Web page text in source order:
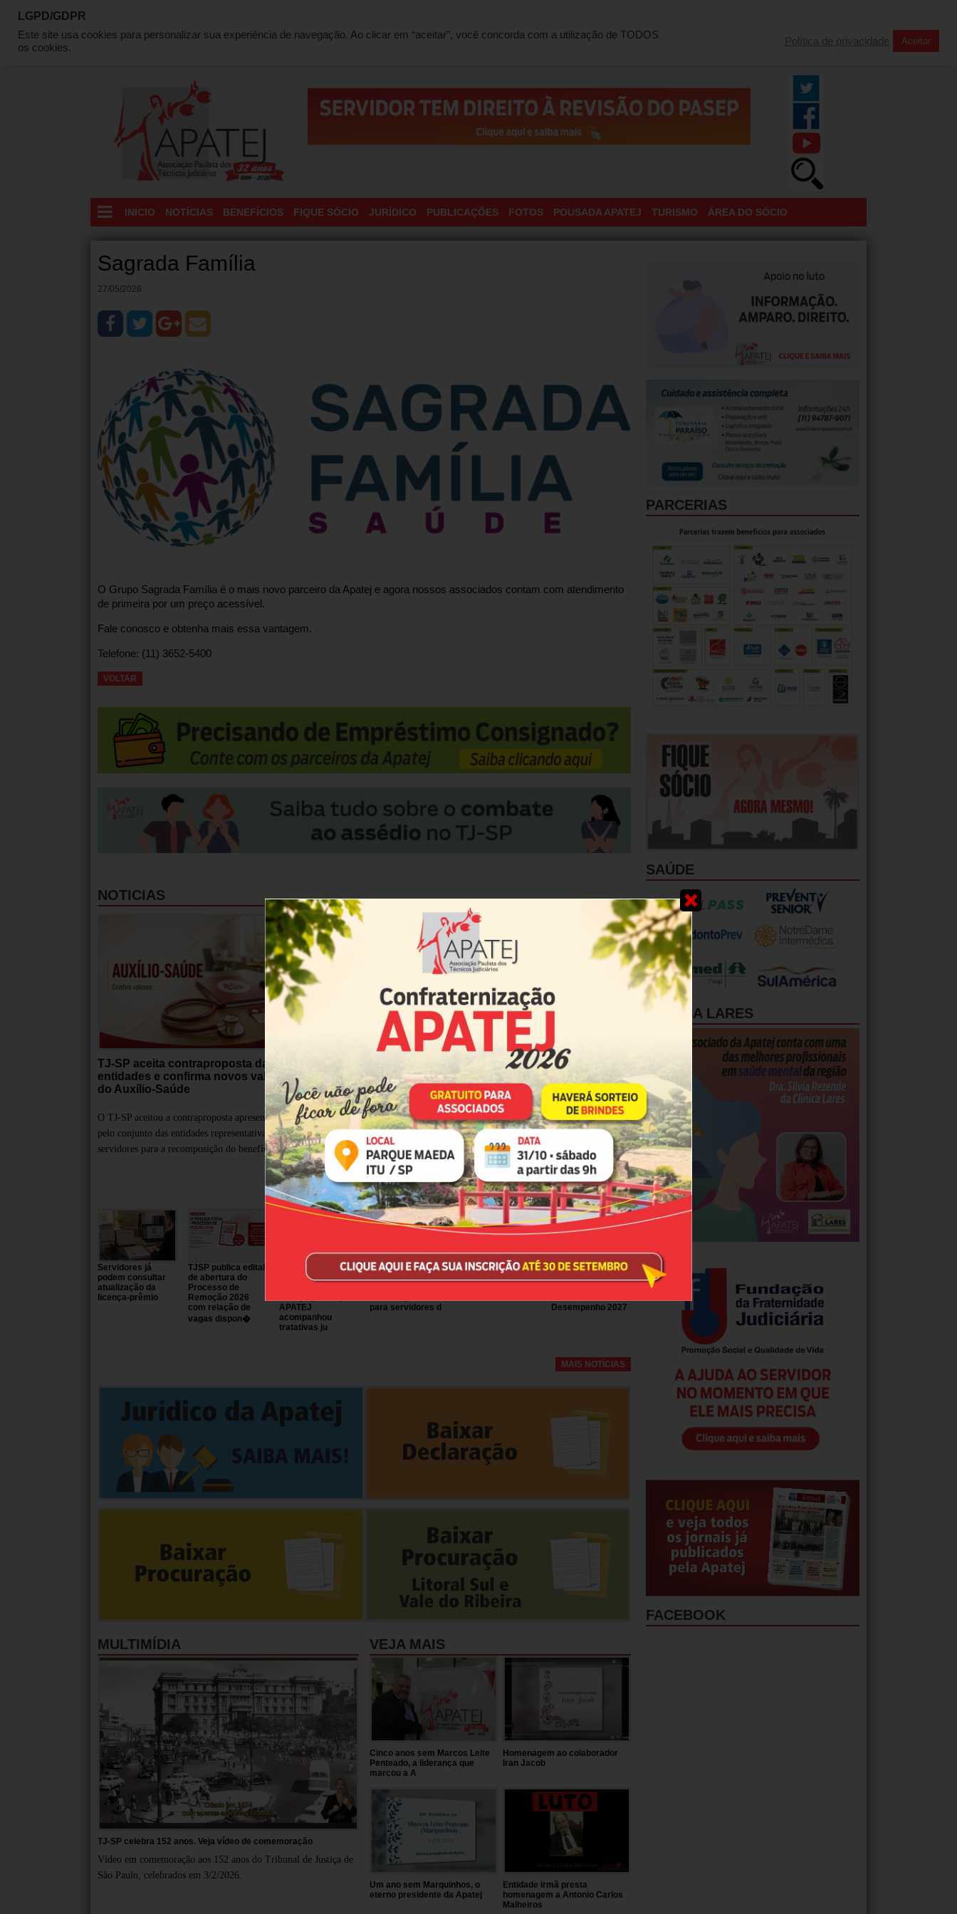
QUEM SOMOS DIRETORIA LOCALIZAÇÃO CONTATO
INICIO NOTÍCIAS BENEFÍCIOS FIQUE SÓCIO JURÍDICO PUBLICAÇÕES FOTOS POUSADA APATEJ TURISMO ÁREA DO SÓCIO
Sagrada Família
27/05/2026
O Grupo Sagrada Família é o mais novo parceiro da Apatej e agora nossos associados contam com atendimento
de primeira por um preço acessível.
Fale conosco e obtenha mais essa vantagem.
Telefone: (11) 3652-5400
VOLTAR
NOTICIAS
TJ-SP aceita contraproposta das
entidades e confirma novos valores
do Auxílio-Saúde
O TJ-SP aceitou a contraproposta apresentada
pelo conjunto das entidades representativas dos
servidores para a recomposição do benefício
de mudança das faixas etárias e os
próximos passos
A Apatej entende ser importante esclarecer aos
servidores alguns pontos relacionados à discussão
sobre a majoração do Auxílio-Saúde.
TJ-SP publica lista de
servidores contemplados
com progressão de grau;
APATEJ participa de reunião
da Mesa Permanente de
Negociação com a
Presidência do TJSP
Servidores já
podem consultar
atualização da
licença-prêmio
TJSP publica edital
de abertura do
Processo de
Remoção 2026
com relação de
vagas dispon�
cronograma para
APATEJ
acompanhou
tratativas ju
APATEJ solicita ao
TJSP ampliação de
para servidores d
TJSP participa da
Campanha do
TJ-SP abre prazo
para
Desempenho 2027
MAIS NOTÍCIAS
MULTIMÍDIA
TJ-SP celebra 152 anos. Veja vídeo de comemoração
Vídeo em comemoração aos 152 anos do Tribunal de Justiça de
São Paulo, celebrados em 3/2/2026.
VEJA MAIS
Cinco anos sem Marcos Leite
Penteado, a liderança que
marcou a A
Homenagem ao colaborador
Iran Jacob
Um ano sem Marquinhos, o
eterno presidente da Apatej
Entidade irmã presta
homenagem a Antonio Carlos
Malheiros
PARCERIAS
SAÚDE
CLÍNICA LARES
FACEBOOK
LGPD/GDPR
Este site usa cookies para personalizar sua experiência de navegação. Ao clicar em “aceitar”, você concorda com a utilização de TODOS
os cookies.
Política de privacidade Aceitar